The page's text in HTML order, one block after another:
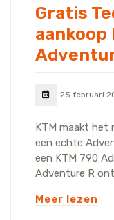
Gratis
aankoop
25 februari
KTM maakt het
een echte
een KTM 790
Adventure R
Meer lezen